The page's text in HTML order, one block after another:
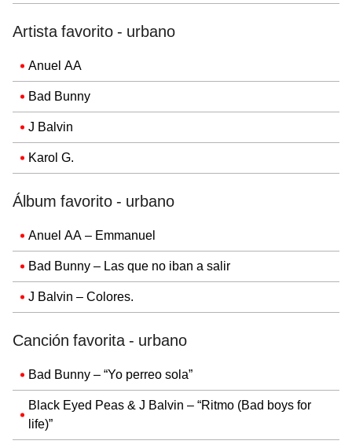
Artista favorito - urbano
Anuel AA
Bad Bunny
J Balvin
Karol G.
Álbum favorito - urbano
Anuel AA – Emmanuel
Bad Bunny – Las que no iban a salir
J Balvin – Colores.
Canción favorita - urbano
Bad Bunny – “Yo perreo sola”
Black Eyed Peas & J Balvin – “Ritmo (Bad boys for
life)”